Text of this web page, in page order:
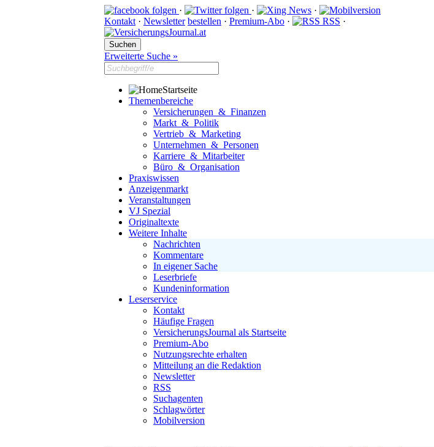
· ·
·
Kontakt · Newsletter bestellen · Premium-Abo · RSS ·
Erweiterte Suche »
Startseite
Themenbereiche
Versicherungen & Finanzen
Markt & Politik
Vertrieb & Marketing
Unternehmen & Personen
Karriere & Mitarbeiter
Büro & Organisation
Praxiswissen
Anzeigenmarkt
Veranstaltungen
VJ Spezial
Originaltexte
Weitere Inhalte
Nachrichten
Kommentare
In eigener Sache
Leserbriefe
Kundeninformation
Leserservice
Kontakt
Häufige Fragen
VersicherungsJournal als Startseite
Premium-Abo
Nutzungsrechte erhalten
Mitteilung an die Redaktion
Newsletter
RSS
Suchagenten
Schlagwörter
Mobilversion